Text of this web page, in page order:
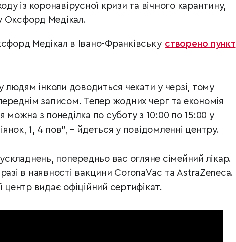
із коронавірусної кризи та вічного карантину,
Оксфорд Медікал.
Медікал в Івано-Франківську створено пункт
людям інколи доводиться чекати у черзі, тому
записом. Тепер жодних черг та економія
можна з понеділка по суботу з 10:00 по 15:00 у
1, 4 пов”, – йдеться у повідомленні центру.
попередньо вас огляне сімейний лікар.
в наявності вакцини CoronaVac та AstraZeneca.
центр видає офіційний сертифікат.